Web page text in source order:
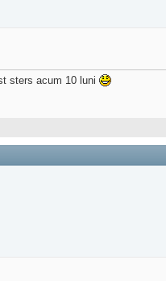
sters acum 10 luni